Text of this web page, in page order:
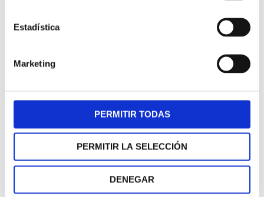
Estadística
Marketing
PERMITIR TODAS
PERMITIR LA SELECCIÓN
DENEGAR
Porque las necesidades funcionales son iguales para
todo el mundo, independientemente de que sea un
cada persona, todo el mundo será capaz de lograr
mejorar su forma física y psicológica, además de
mantener su independencia funcional.